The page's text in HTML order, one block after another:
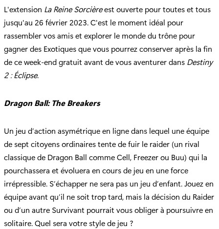
L'extension La Reine Sorcièreest ouverte pour toutes et tous
jusqu'au 26 février 2023. C'est le moment idéal pour
rassembler vos amis et explorer le monde du trône pour
gagner des Exotiques que vous pourrez conserver après la fin
de ce week-end gratuit avant de vous aventurer dans Destiny
2 : Éclipse.
Dragon Ball: The Breakers
Un jeu d’action asymétrique en ligne dans lequel une équipe
de sept citoyens ordinaires tente de fuir le raider (un rival
classique de Dragon Ball comme Cell, Freezer ou Buu) qui la
pourchassera et évoluera en cours de jeu en une force
irrépressible. S’échapper ne sera pas un jeu d’enfant. Jouez en
équipe avant qu’il ne soit trop tard, mais la décision du Raider
ou d’un autre Survivant pourrait vous obliger à poursuivre en
solitaire. Quel sera votre style de jeu ?